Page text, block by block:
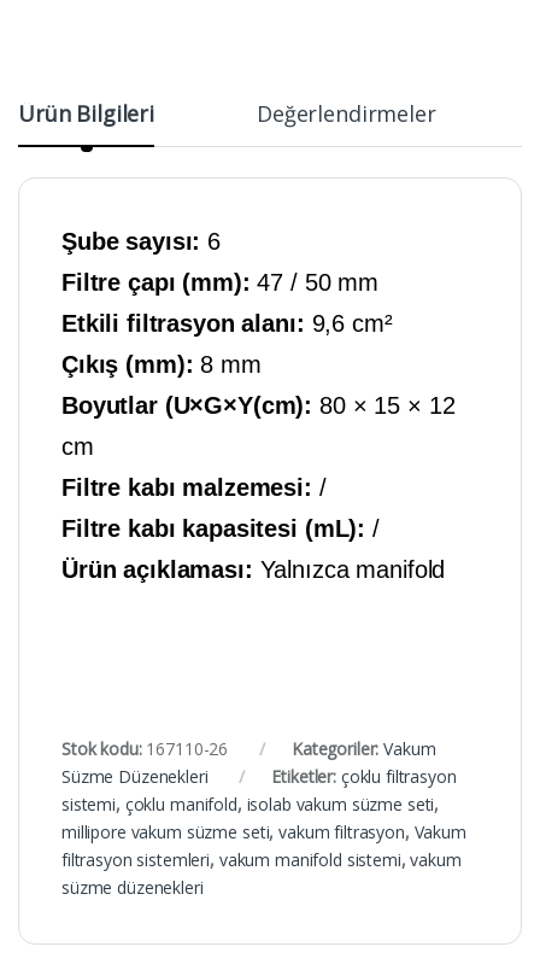
Ürün Bilgileri Değerlendirmeler
Şube sayısı: 6
Filtre çapı (mm): 47 / 50 mm
Etkili filtrasyon alanı: 9,6 cm²
Çıkış (mm): 8 mm
Boyutlar (U×G×Y(cm): 80 × 15 × 12
cm
Filtre kabı malzemesi: /
Filtre kabı kapasitesi (mL): /
Ürün açıklaması: Yalnızca manifold
Stok kodu: 167110-26 Kategoriler:Vakum
Süzme Düzenekleri
Etiketler: çoklu filtrasyon
sistemi, çoklu manifold, isolab vakum süzme seti,
millipore vakum süzme seti,vakum filtrasyon, Vakum
filtrasyon sistemleri, vakum manifold sistemi,vakum
süzme düzenekleri